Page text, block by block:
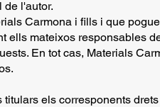
de l'autor.
Carmona i fills i que
ells mateixos responsables
En tot cas, Materials
els corresponents